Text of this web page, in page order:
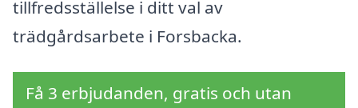
tillfredsställelse i ditt val av
trädgårdsarbete i Forsbacka.
Få 3 erbjudanden, gratis och utan